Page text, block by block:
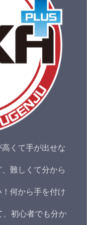
高くて手が出せな
難しくて分から
！何から手を付け
、初心者でも分か